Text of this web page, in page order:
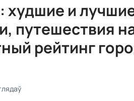
худшие и
путешествия
рейтинг